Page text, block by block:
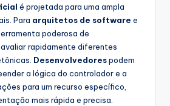
é projetada para uma ampla
Para arquitetos de software e
poderosa de
rapidamente diferentes
Desenvolvedorespodem
a lógica do controlador e a
para um recurso específico,
mais rápida e precisa.